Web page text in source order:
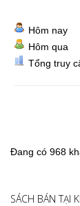
Hôm nay
Hôm qua
Tổng truy
Đang có 968
SÁCH BÁN TẠI